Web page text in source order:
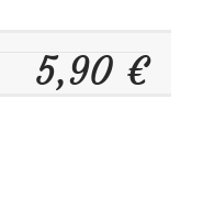
5,90 €